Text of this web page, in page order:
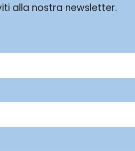
alla nostra newsletter.